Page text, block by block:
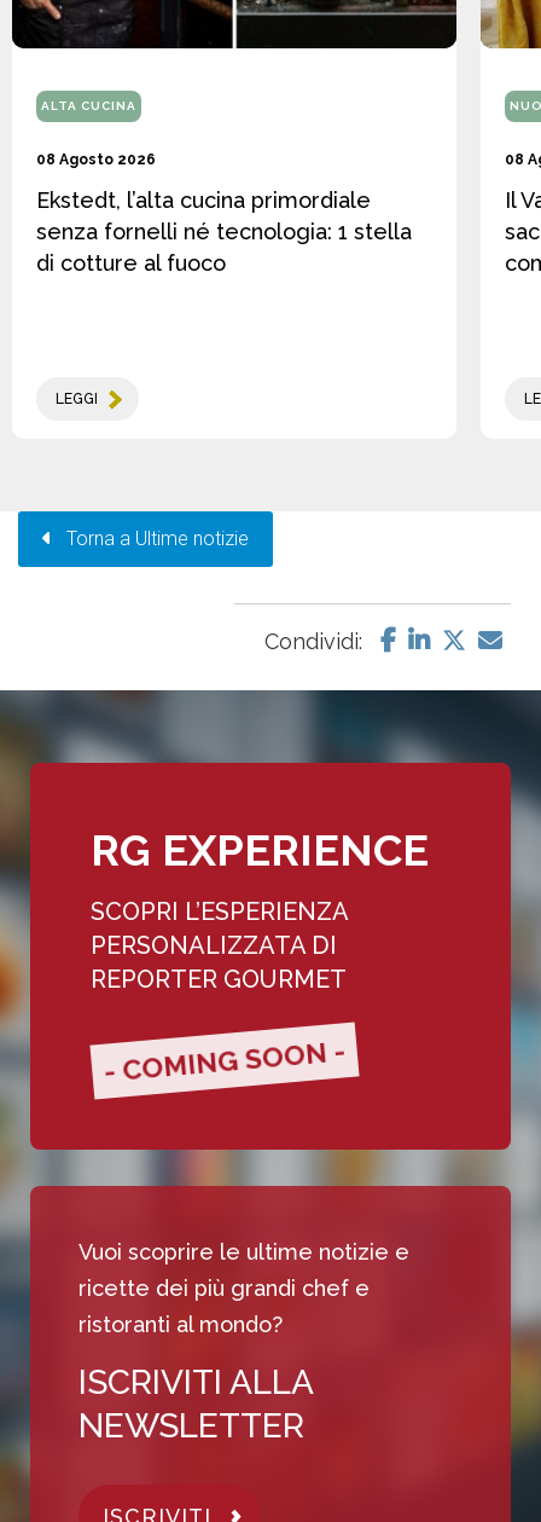
ALTA CUCINA
08 Agosto 2026
Ekstedt, l’alta cucina primordiale
senza fornelli né tecnologia: 1 stella
di cotture al fuoco
LEGGI
08
Il
Torna a Ultime notizie
Condividi:
RG EXPERIENCE
SCOPRI L’ESPERIENZA
PERSONALIZZATA DI
REPORTER GOURMET
- COMING SOON -
Vuoi scoprire le ultime notizie e
ricette dei più grandi chef e
ristoranti al mondo?
ISCRIVITI ALLA
NEWSLETTER
ISCRIVITI